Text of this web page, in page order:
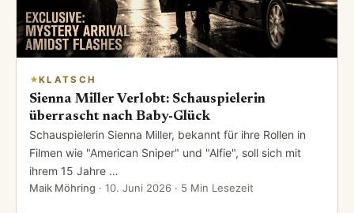
KLATSCH
Sienna Miller Verlobt: Schauspielerin
überrascht nach Baby-Glück
Schauspielerin Sienna Miller, bekannt für ihre Rollen in
Filmen wie "American Sniper" und "Alfie", soll sich mit
ihrem 15 Jahre …
Maik Möhring · 10. Juni 2026 · 5 Min Lesezeit